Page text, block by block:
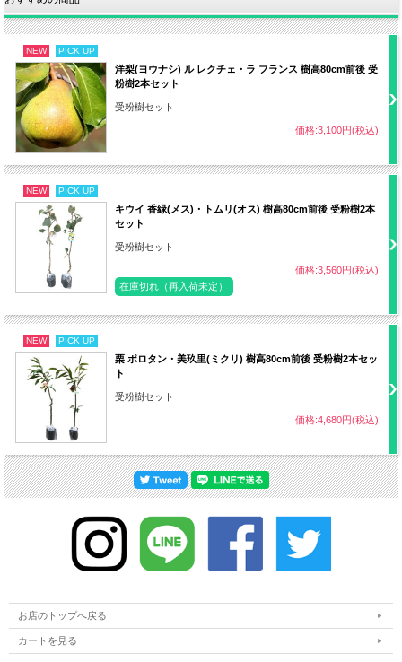
用土
・水はけが良く保湿力がある土壌
水やり
・土の表面が乾いていたらたっぷり水や
り
的に不要
肥料
・2月、10月 速効性化成肥料など
・鉢植えは5月にも施肥が必要
剪定
ないので注意
収穫まで 約3～4年
ポット径 12～13.5cm
受粉樹
・必要（異品種）
病気
NEW PICK UP
洋梨(ヨウナシ) ル レクチェ・ラ フランス 樹高80cm前後 受
粉樹2本セット
受粉樹セット
価格:3,100円(税込)
NEW PICK UP
キウイ 香緑(メス)・トムリ(オス) 樹高80cm前後 受粉樹2本
セット
受粉樹セット
価格:3,560円(税込)
在庫切れ（再入荷未定）
NEW PICK UP
栗 ポロタン・美玖里(ミクリ) 樹高80cm前後 受粉樹2本セッ
ト
受粉樹セット
価格:4,680円(税込)
お店のトップへ戻る
カートを見る